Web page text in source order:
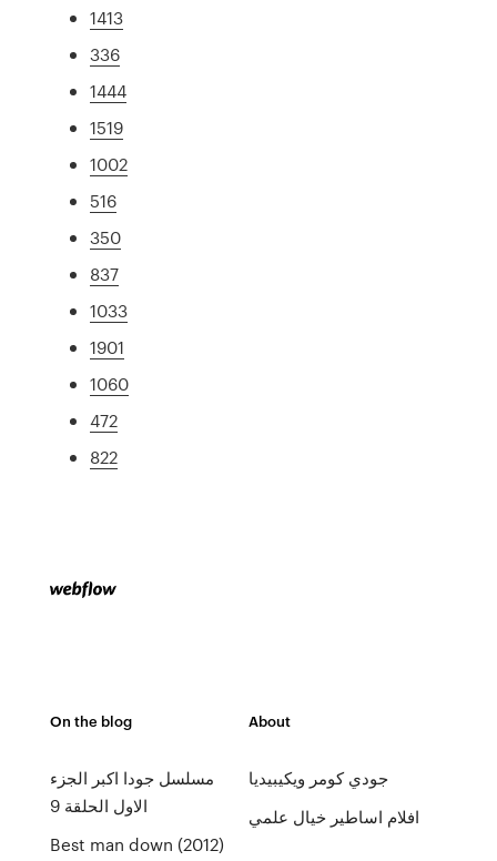
1413
336
1444
1519
1002
516
350
837
1033
1901
1060
472
822
On the blog
مسلسل جودا اكبر الجزء
الاول الحلقة 9
Best man down (2012)
About
جودي كومر ويكيبيديا
افلام اساطير خيال علمي